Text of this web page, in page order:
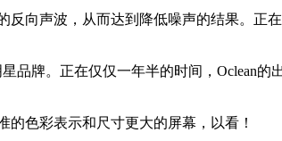
声波，从而达到降低噪声的结果。正在
牌。正在仅仅一年半的时间，Oclean的
色彩表示和尺寸更大的屏幕，以看！